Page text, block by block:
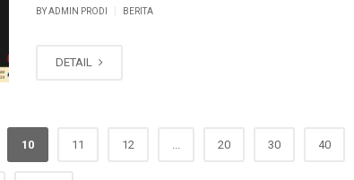
BY ADMIN PRODI BERITA
DETAIL
10 11 12 20 30 40